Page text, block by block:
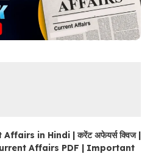
in Hindi | करेंट अफेयर्स क्विज |
Affairs PDF | Important